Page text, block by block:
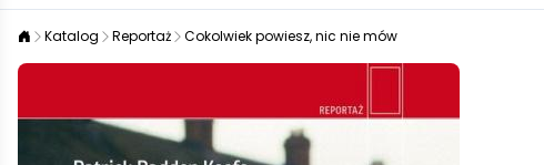
Katalog Reportaż Cokolwiek powiesz, nic nie mów